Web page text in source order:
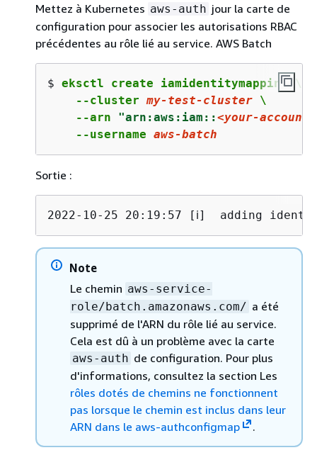
Mettez à Kubernetes aws-auth jour la carte de
configuration pour associer les autorisations RBAC
précédentes au rôle lié au service. AWS Batch
$ eksctl create iamidentitymapping \
    --cluster
my-test-cluster \
    --arn
"arn:aws:iam::<your-
    --username
aws-batch
Sortie :
2022-10-25 20:19:57 [ℹ]  adding
Note
Le chemin aws-service-
role/batch.amazonaws.com/ a été
supprimé de l'ARN du rôle lié au service.
Cela est dû à un problème avec la carte
aws-auth de configuration. Pour plus
d'informations, consultez la section Les
rôles dotés de chemins ne fonctionnent
pas lorsque le chemin est inclus dans leur
ARN dans le aws-authconfigmap
.